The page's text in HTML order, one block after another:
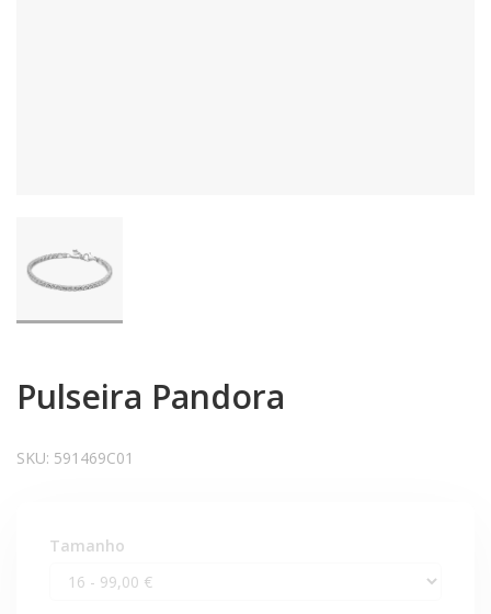
Pulseira Pandora
SKU: 591469C01
Tamanho